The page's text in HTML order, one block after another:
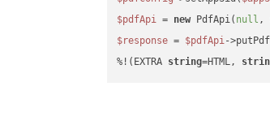
$pdfApi = new PdfApi( null ,
$response = $pdfApi-
%!(EXTRA string=HTML,